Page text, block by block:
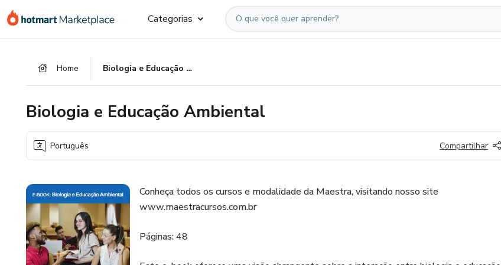
para
para
para
Categorias
Home Biologia e Educação Ambiental
Biologia e Educação Ambiental
Português Compartilhar
Conheça todos os cursos e modalidade da Maestra, visitando nosso site
www.maestracursos.com.br
Páginas: 48